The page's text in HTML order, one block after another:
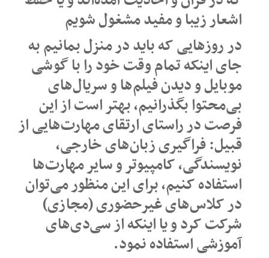
اشعار زیبا و مفید مشغول شویم
در روزهایی که باید در منزل بمانیم به
جای اینکه تمام وقت خود را با گوشی
موبایل و دیدن فیلم‌ها و سریال‌های
بی‌محتوا بگذرانیم، بهتر است از این
فرصت در راستای ارتقای مهارت‌هایی از
قبیل: فراگیری زبان‌های خارجی،
نویسندگی، کامپیوتر و سایر مهارت‌ها
استفاده کنیم، برای این منظور می‌توان
در کلاس‌های غیرحضوری (مجازی)
شرکت کرد و یا اینکه از سی‌دی‌های
آموزشی استفاده نمود.